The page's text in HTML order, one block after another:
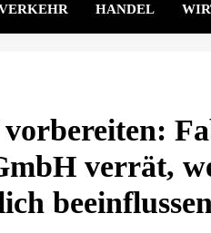
HANDEL
verrät,
beeinflussen